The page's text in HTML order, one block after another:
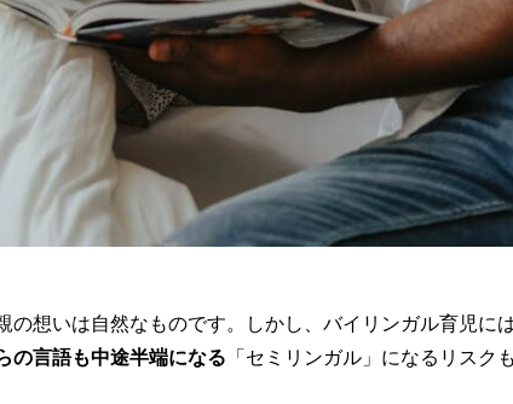
の想いは自然なものです。しかし、バイリンガル育児に
の言語も中途半端になる 「セミリンガル」になるリスク